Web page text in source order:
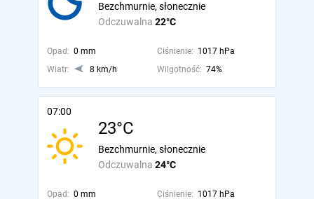
Odczuwalna 22°C
Bezchmurnie, słonecznie
Opad: 0 mm Ciśnienie: 1017 hPa
Wiatr:
8 km/h Wilgotność: 74%
07:00
23°C
Odczuwalna 24°C
Bezchmurnie, słonecznie
Opad: 0 mm Ciśnienie: 1017 hPa